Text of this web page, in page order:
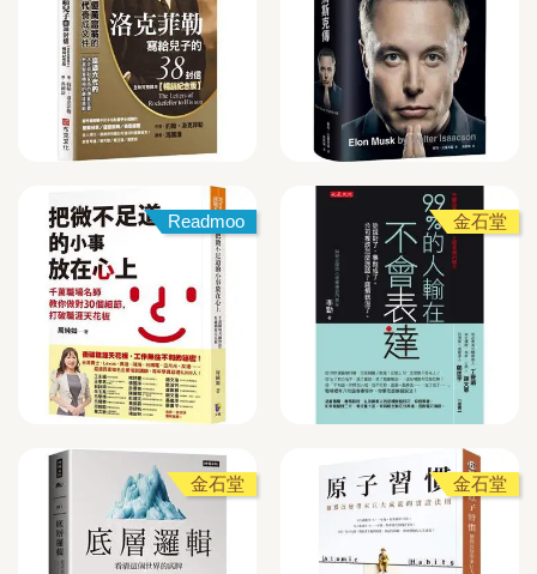
Readmoo 金石堂
金石堂 金石堂